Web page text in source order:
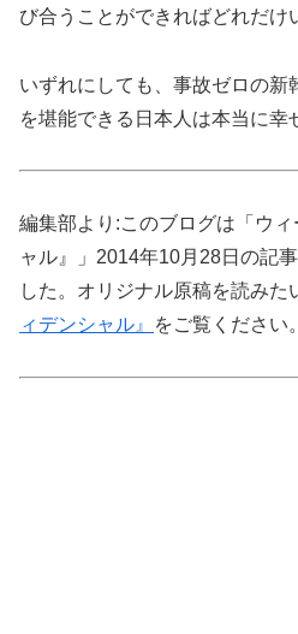
び合うことができればどれだけ
いずれにしても、事故ゼロの新
を堪能できる日本人は本当に幸
編集部より:このブログは「ウ
ャル』」2014年10月28日の記
した。オリジナル原稿を読みた
ィデンシャル』
をご覧ください。